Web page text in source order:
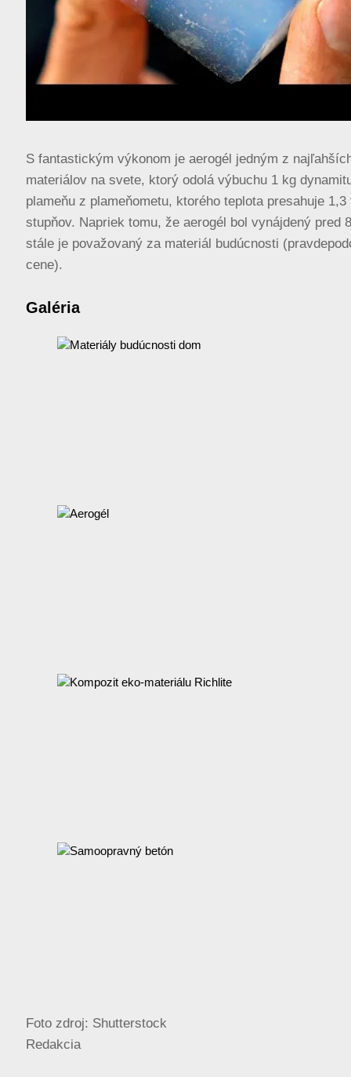
S fantastickým výkonom je aerogél jedným z
materiálov na svete, ktorý odolá výbuchu 1 kg
plameňu z plameňometu, ktorého teplota presahuje
stupňov. Napriek tomu, že aerogél bol vynájdený pred
stále je považovaný za materiál budúcnosti
cene).
Galéria
Foto zdroj: Shutterstock
Redakcia